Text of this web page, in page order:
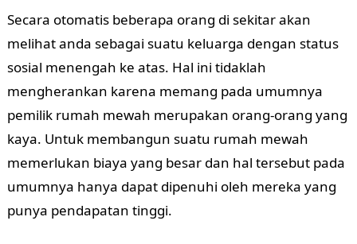
Secara otomatis beberapa orang di sekitar akan
melihat anda sebagai suatu keluarga dengan status
sosial menengah ke atas. Hal ini tidaklah
mengherankan karena memang pada umumnya
pemilik rumah mewah merupakan orang-orang yang
kaya. Untuk membangun suatu rumah mewah
memerlukan biaya yang besar dan hal tersebut pada
umumnya hanya dapat dipenuhi oleh mereka yang
punya pendapatan tinggi.